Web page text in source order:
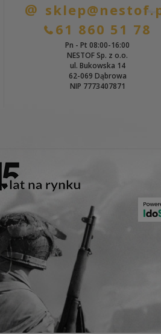
61 860 51 78
Pn - Pt 08:00-16:00
NESTOF Sp. z o.o.
ul. Bukowska 14
62-069 Dąbrowa
NIP 7773407871